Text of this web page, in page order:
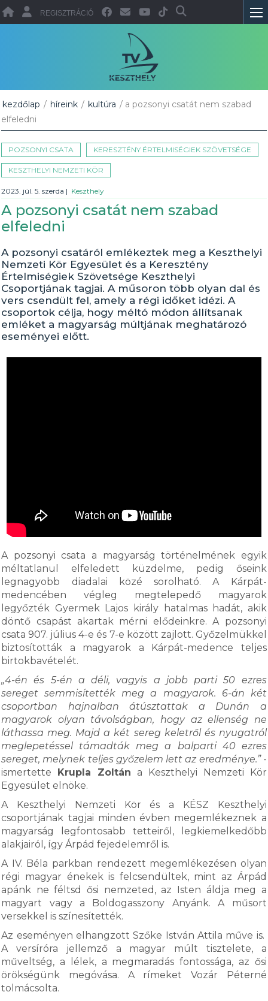
REGISZTRÁCIÓ
kezdőlap / híreink / kultúra / a pozsonyi csatát nem szabad
elfeledni
POZSONYI CSATA KERESZTÉNY ÉRTELMISÉGIEK SZÖVETSÉGE
KESZTHELYI NEMZETI KÖR
2023. júl. 5. szerda | Keszthely
A pozsonyi csatát nem szabad
elfeledni
A pozsonyi csatáról emlékeztek meg a Keszthelyi
Nemzeti Kör Egyesület és a Keresztény
Értelmiségiek Szövetsége Keszthelyi
Csoportjának tagjai. A műsoron több olyan dal és
vers csendült fel, amely a régi időket idézi. A
csoportok célja, hogy méltó módon állítsanak
emléket a magyarság múltjának meghatározó
eseményei előtt.
A pozsonyi csata a magyarság történelmének egyik
méltatlanul elfeledett küzdelme, pedig őseink
legnagyobb diadalai közé sorolható. A Kárpát-
medencében végleg megtelepedő magyarok
legyőzték Gyermek Lajos király hatalmas hadát, akik
döntő csapást akartak mérni elődeinkre. A pozsonyi
csata 907. július 4-e és 7-e között zajlott. Győzelmükkel
biztosították a magyarok a Kárpát-medence teljes
birtokbavételét.
„4-én és 5-én a déli, vagyis a jobb parti 50 ezres
sereget semmisítették meg a magyarok. 6-án két
csoportban hajnalban átúsztattak a Dunán a
magyarok olyan távolságban, hogy az ellenség ne
láthassa meg. Majd a két sereg keletről és nyugatról
meglepetéssel támadták meg a balparti 40 ezres
sereget, melynek teljes győzelem lett az eredménye.”-
ismertette Krupla Zoltán a Keszthelyi Nemzeti Kör
Egyesület elnöke.
A Keszthelyi Nemzeti Kör és a KÉSZ Keszthelyi
csoportjának tagjai minden évben megemlékeznek a
magyarság legfontosabb tetteiről, legkiemelkedőbb
alakjairól, így Árpád fejedelemről is.
A IV. Béla parkban rendezett megemlékezésen olyan
régi magyar énekek is felcsendültek, mint az Árpád
apánk ne féltsd ősi nemzeted, az Isten áldja meg a
magyart vagy a Boldogasszony Anyánk. A műsort
versekkel is színesítették.
Az eseményen elhangzott Szőke István Attila műve is.
A versíróra jellemző a magyar múlt tisztelete, a
műveltség, a lélek, a megmaradás fontossága, az ősi
örökségünk megóvása. A rímeket Vozár Péterné
tolmácsolta.